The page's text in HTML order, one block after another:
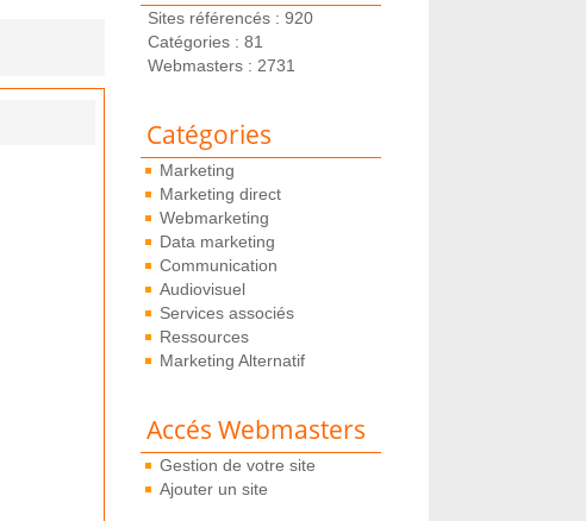
Sites référencés : 920
Catégories : 81
Webmasters : 2731
Catégories
Marketing
Marketing direct
Webmarketing
Data marketing
Communication
Audiovisuel
Services associés
Ressources
Marketing Alternatif
Accés Webmasters
Gestion de votre site
Ajouter un site